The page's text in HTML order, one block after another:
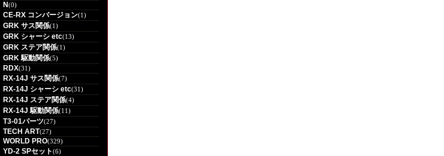
N(0)
CE-RX コンバージョン(1)
GRK サス関係(1)
GRK シャーシ etc(13)
GRK ステア関係(1)
GRK 駆動関係(5)
RDX(31)
RX-14J サス関係(7)
RX-14J シャーシ etc(31)
RX-14J ステア関係(4)
RX-14J 駆動関係(11)
T3-01パーツ(27)
TECH ART(27)
WORLD PRO(329)
YD-2 SPセット(6)